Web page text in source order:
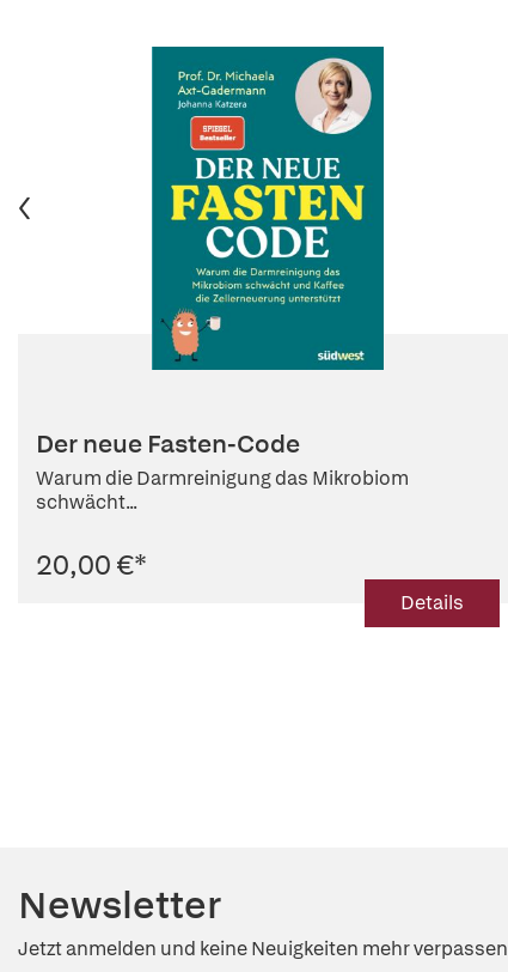
Der neue Fasten-Code
Warum die Darmreinigung das Mikrobiom
schwächt...
20,00 €*
Details
Newsletter
Jetzt anmelden und keine Neuigkeiten mehr verpassen